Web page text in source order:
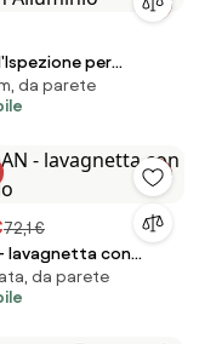
per
30x30 cm con
da parete
72,1 €
- lavagnetta con
da parete